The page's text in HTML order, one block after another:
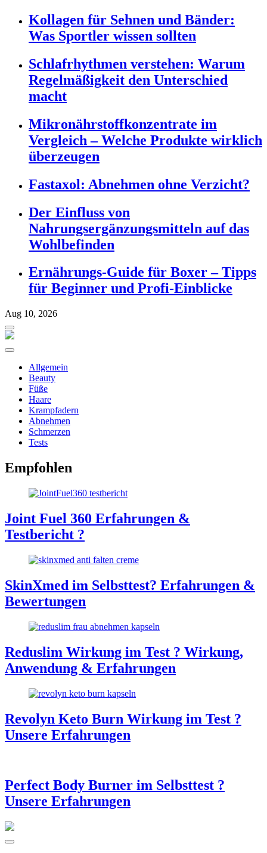
Kollagen für Sehnen und Bänder:
Was Sportler wissen sollten
Schlafrhythmen verstehen: Warum
Regelmäßigkeit den Unterschied
macht
Mikronährstoffkonzentrate im
Vergleich – Welche Produkte wirklich
überzeugen
Fastaxol: Abnehmen ohne Verzicht?
Der Einfluss von
Nahrungsergänzungsmitteln auf das
Wohlbefinden
Ernährungs-Guide für Boxer – Tipps
für Beginner und Profi-Einblicke
Aug 10, 2026
Allgemein
Beauty
Füße
Haare
Krampfadern
Abnehmen
Schmerzen
Tests
Empfohlen
Joint Fuel 360 Erfahrungen &
Testbericht ?
SkinXmed im Selbsttest? Erfahrungen &
Bewertungen
Reduslim Wirkung im Test ? Wirkung,
Anwendung & Erfahrungen
Revolyn Keto Burn Wirkung im Test ?
Unsere Erfahrungen
Perfect Body Burner im Selbsttest ?
Unsere Erfahrungen